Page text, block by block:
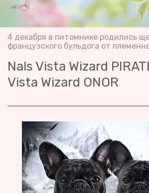
4 декабря в питомнике родились
французского бульдога от
Nals Vista Wizard
Vista Wizard ONOR